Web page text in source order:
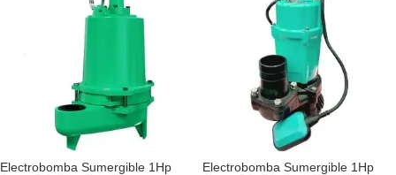
Electrobomba Sumergible 1Hp
Electrobomba Sumergible 1Hp